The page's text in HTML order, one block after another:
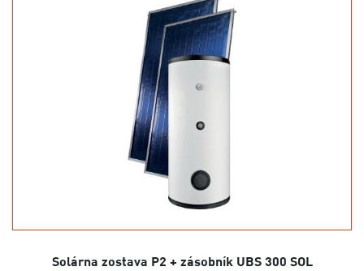
Solárna zostava P2 + zásobník UBS 300 SOL